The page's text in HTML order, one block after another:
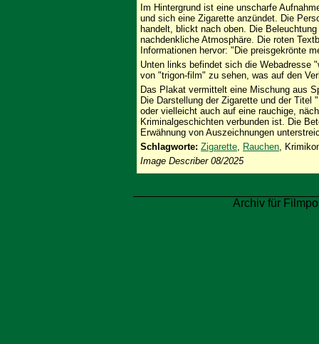
Im Hintergrund ist eine unscharfe
und sich eine Zigarette anzündet. Die
handelt, blickt nach oben. Die
nachdenkliche Atmosphäre. Die roten
Informationen hervor: "Die preisgekrönte
Unten links befindet sich die Webadresse
von "trigon-film" zu sehen, was auf den
Das Plakat vermittelt eine Mischung aus
Die Darstellung der Zigarette und der
oder vielleicht auch auf eine rauchige,
Kriminalgeschichten verbunden ist. Die
Erwähnung von Auszeichnungen
Schlagworte: Zigarette, Rauchen,
Image Describer 08/2025
Archiv für